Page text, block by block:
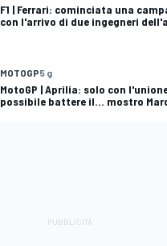
F1 | Ferrari: cominciata una
con l'arrivo di due ingegneri
MOTOGP5 g
MotoGP | Aprilia: solo con
possibile battere il... mostro